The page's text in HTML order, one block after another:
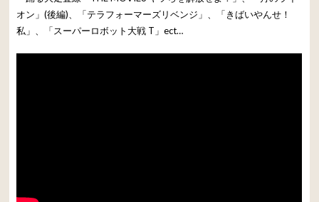
オン」(後編)、「テラフォーマーズリベンジ」、「きばいやんせ！
私」、「スーパーロボット大戦 T」ect…